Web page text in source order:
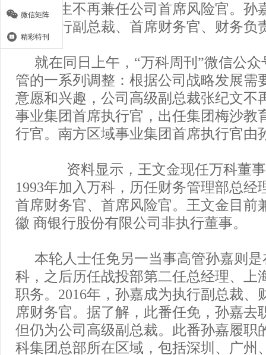
文金先生不再兼任公司首席风险官。孙
公司执行副总裁、首席财务官、财务负
就在同日上午，“万科周刊”微信公
管的一系列调整：根据公司战略发展需
意愿和兴趣，公司高级副总裁张纪文不
事业集团首席执行官，出任集团梅沙教
行官。南方区域事业集团首席执行官由
资料显示，王文金现任万科董事
1993年加入万科，历任财务管理部总经
首席财务官、首席风险官。王文金目前
徽 商银行股份有限公司非执行董事。
本轮人士任免另一当事高管孙嘉则是
科，之后历任战投部第二任总经理、上
职务。2016年，孙嘉成为执行副总裁、
席财务官。据了解，此番任免，孙嘉去
但仍为公司高级副总裁。此番孙嘉履职
科集团总部所在区域，包括深圳、广州
微信矩阵
精彩特刊